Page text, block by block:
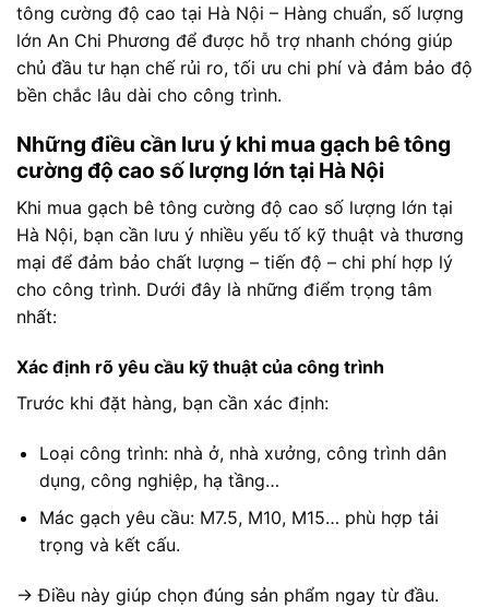
tông cường độ cao tại Hà Nội – Hàng chuẩn, số lượng
lớn An Chi Phương để được hỗ trợ nhanh chóng giúp
chủ đầu tư hạn chế rủi ro, tối ưu chi phí và đảm bảo độ
bền chắc lâu dài cho công trình.
Những điều cần lưu ý khi mua gạch bê tông
cường độ cao số lượng lớn tại Hà Nội
Khi mua gạch bê tông cường độ cao số lượng lớn tại
Hà Nội, bạn cần lưu ý nhiều yếu tố kỹ thuật và thương
mại để đảm bảo chất lượng – tiến độ – chi phí hợp lý
cho công trình. Dưới đây là những điểm trọng tâm
nhất:
Xác định rõ yêu cầu kỹ thuật của công trình
Trước khi đặt hàng, bạn cần xác định:
Loại công trình: nhà ở, nhà xưởng, công trình dân
dụng, công nghiệp, hạ tầng…
Mác gạch yêu cầu: M7.5, M10, M15… phù hợp tải
trọng và kết cấu.
→ Điều này giúp chọn đúng sản phẩm ngay từ đầu.